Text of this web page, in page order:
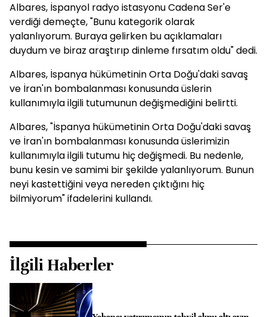
Albares, İspanyol radyo istasyonu Cadena Ser'e
verdiği demeçte, "Bunu kategorik olarak
yalanlıyorum. Buraya gelirken bu açıklamaları
duydum ve biraz araştırıp dinleme fırsatım oldu" dedi.
Albares, İspanya hükümetinin Orta Doğu'daki savaş
ve İran'ın bombalanması konusunda üslerin
kullanımıyla ilgili tutumunun değişmediğini belirtti.
Albares, "İspanya hükümetinin Orta Doğu'daki savaş
ve İran'ın bombalanması konusunda üslerimizin
kullanımıyla ilgili tutumu hiç değişmedi. Bu nedenle,
bunu kesin ve samimi bir şekilde yalanlıyorum. Bunun
neyi kastettiğini veya nereden çıktığını hiç
bilmiyorum" ifadelerini kullandı.
İlgili Haberler